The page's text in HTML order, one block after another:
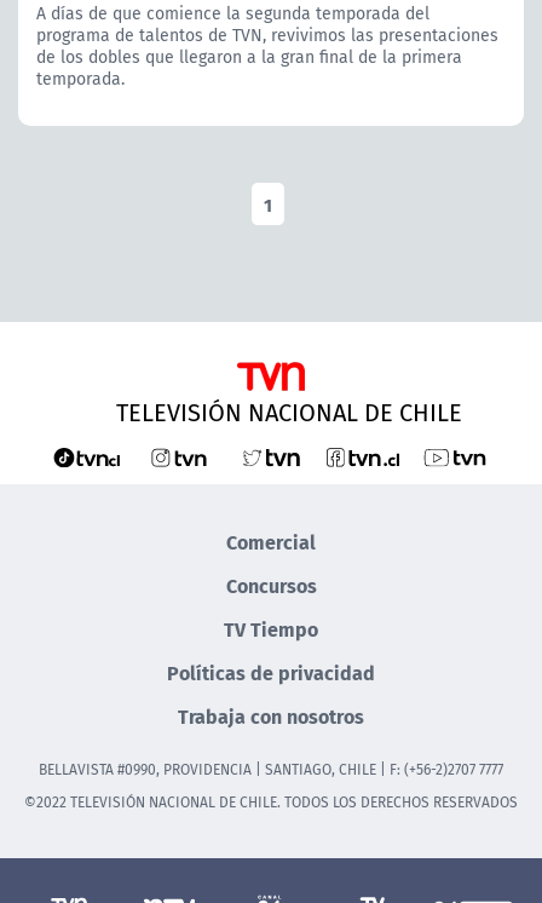
A días de que comience la segunda temporada del
programa de talentos de TVN, revivimos las presentaciones
de los dobles que llegaron a la gran final de la primera
temporada.
1
TELEVISIÓN NACIONAL DE CHILE
Comercial
Concursos
TV Tiempo
Políticas de privacidad
Trabaja con nosotros
BELLAVISTA #0990, PROVIDENCIA | SANTIAGO, CHILE | F: (+56-2)2707 7777
©2022 TELEVISIÓN NACIONAL DE CHILE. TODOS LOS DERECHOS RESERVADOS